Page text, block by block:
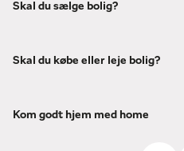
Skal du sælge bolig?
Skal du købe eller leje bolig?
Kom godt hjem med home